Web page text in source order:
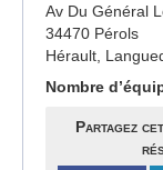
Av Du Général
34470 Pérols
Hérault,
Nombre
Partagez